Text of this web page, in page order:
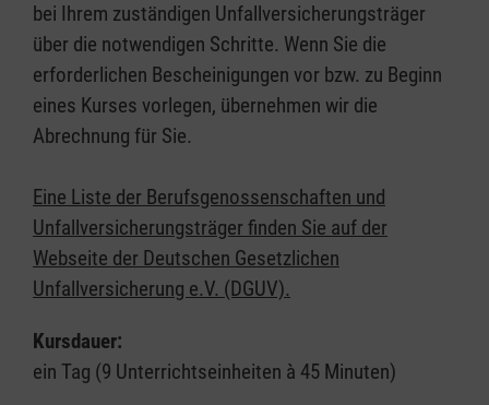
bei Ihrem zuständigen Unfallversicherungsträger
über die notwendigen Schritte. Wenn Sie die
erforderlichen Bescheinigungen vor bzw. zu Beginn
eines Kurses vorlegen, übernehmen wir die
Abrechnung für Sie.
Eine Liste der Berufsgenossenschaften und
Unfallversicherungsträger finden Sie auf der
Webseite der Deutschen Gesetzlichen
Unfallversicherung e.V. (DGUV).
Kursdauer:
ein Tag (9 Unterrichtseinheiten à 45 Minuten)